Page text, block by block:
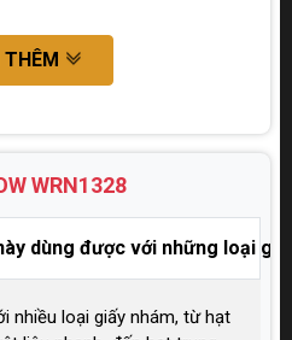
WRN1328
dùng được với những loại
nhiều loại giấy nhám, từ hạt